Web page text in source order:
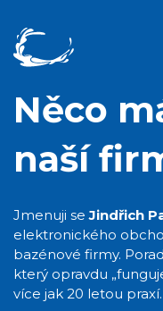
Něco
naší
Jmenuji seJindřich
elektronického
bazénové firmy.
který opravdu
více jak 20 letou praxí.